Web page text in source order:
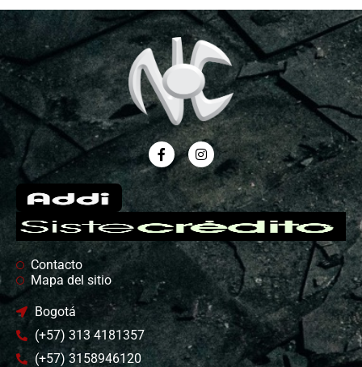
Contacto
Mapa del sitio
Bogotá
(+57) 313 4181357
(+57) 3158946120